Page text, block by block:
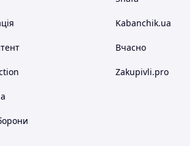
Kabanchik.ua
Вчасно
Zakupivli.pro